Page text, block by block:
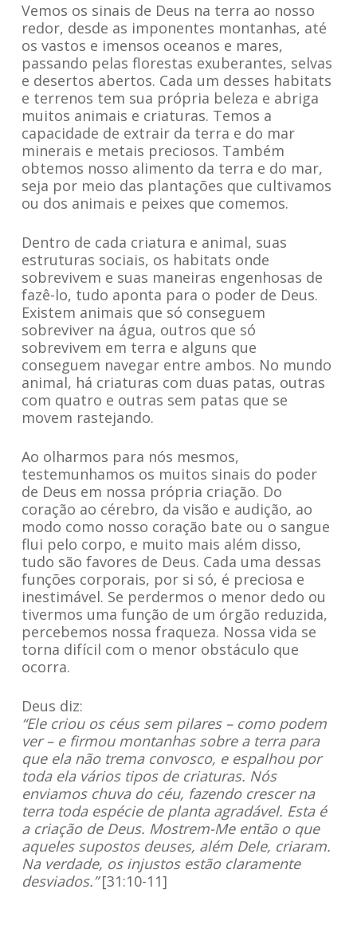
Vemos os sinais de Deus na terra ao nosso
redor, desde as imponentes montanhas, até
os vastos e imensos oceanos e mares,
passando pelas florestas exuberantes, selvas
e desertos abertos. Cada um desses habitats
e terrenos tem sua própria beleza e abriga
muitos animais e criaturas. Temos a
capacidade de extrair da terra e do mar
minerais e metais preciosos. Também
obtemos nosso alimento da terra e do mar,
seja por meio das plantações que cultivamos
ou dos animais e peixes que comemos.
Dentro de cada criatura e animal, suas
estruturas sociais, os habitats onde
sobrevivem e suas maneiras engenhosas de
fazê-lo, tudo aponta para o poder de Deus.
Existem animais que só conseguem
sobreviver na água, outros que só
sobrevivem em terra e alguns que
conseguem navegar entre ambos. No mundo
animal, há criaturas com duas patas, outras
com quatro e outras sem patas que se
movem rastejando.
Ao olharmos para nós mesmos,
testemunhamos os muitos sinais do poder
de Deus em nossa própria criação. Do
coração ao cérebro, da visão e audição, ao
modo como nosso coração bate ou o sangue
flui pelo corpo, e muito mais além disso,
tudo são favores de Deus. Cada uma dessas
funções corporais, por si só, é preciosa e
inestimável. Se perdermos o menor dedo ou
tivermos uma função de um órgão reduzida,
percebemos nossa fraqueza. Nossa vida se
torna difícil com o menor obstáculo que
ocorra.
Deus diz:
“Ele criou os céus sem pilares – como podem
ver – e firmou montanhas sobre a terra para
que ela não trema convosco, e espalhou por
toda ela vários tipos de criaturas. Nós
enviamos chuva do céu, fazendo crescer na
terra toda espécie de planta agradável. Esta é
a criação de Deus. Mostrem-Me então o que
aqueles supostos deuses, além Dele, criaram.
Na verdade, os injustos estão claramente
desviados.”[31:10-11]